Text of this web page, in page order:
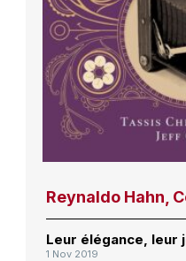
Reynaldo Hahn,
Leur élégance, leur
1 Nov 2019